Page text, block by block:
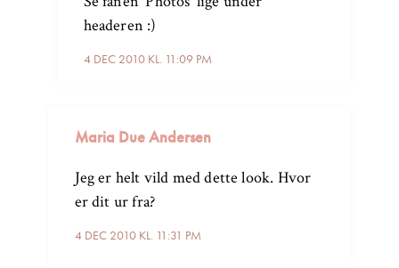
4 DEC 2010 KL. 11:09 PM
headeren :)
Maria Due Andersen
4 DEC 2010 KL. 11:31 PM
Jeg er helt vild med dette look. Hvor
er dit ur fra?